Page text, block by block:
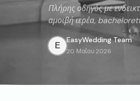
Πλήρης οδηγός με
αμοιβή ιερέα,
E
EasyWedding Team
20 Μαΐου 2026